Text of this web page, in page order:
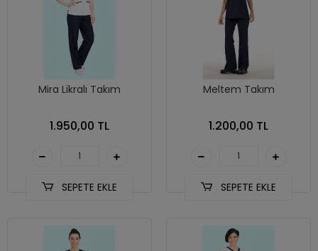
Mira Likralı Takım
1.950,00 TL
SEPETE EKLE
Meltem Takım
1.200,00 TL
SEPETE EKLE